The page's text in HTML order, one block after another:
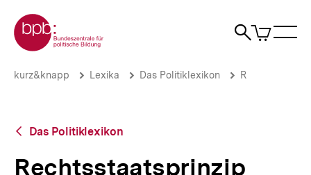
zum
Seiteninhalt
springen
Zur Startseite der bpb
Suche
Artikel
im
Rechtsstaatsprinzip
Brotkrümelnavigation
Pfadnavigation
kurz&knapp Lexika Das Politiklexikon R
Zurück
Übersicht
Das Politiklexikon
Rechtsstaatsprinzip